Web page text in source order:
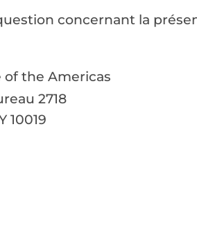
concernant la
of the Americas
2718
10019